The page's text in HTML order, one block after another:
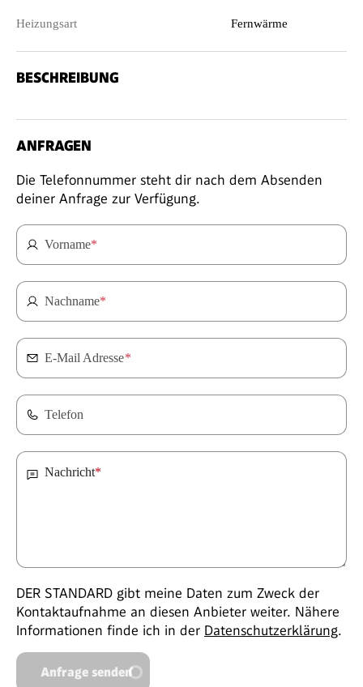
Heizungsart Fernwärme
BESCHREIBUNG
ANFRAGEN
Die Telefonnummer steht dir nach dem Absenden
deiner Anfrage zur Verfügung.
Vorname*
Nachname*
E-Mail Adresse*
Telefon
Nachricht*
DER STANDARD gibt meine Daten zum Zweck der
Kontaktaufnahme an diesen Anbieter weiter. Nähere
Informationen finde ich in der Datenschutzerklärung.
Anfrage senden